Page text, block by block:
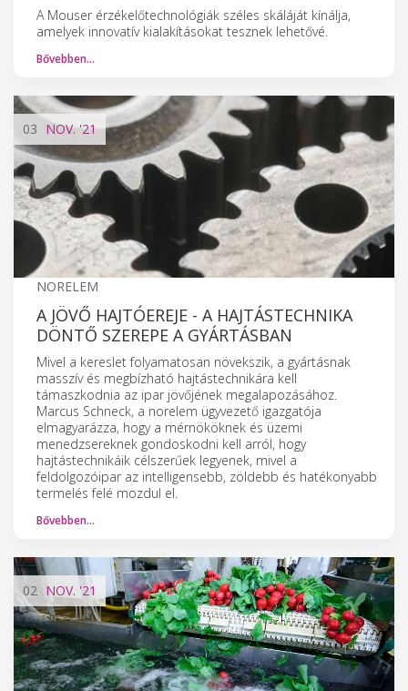
A Mouser érzékelőtechnológiák széles skáláját kínálja,
amelyek innovatív kialakításokat tesznek lehetővé.
Bővebben…
03 NOV.'21
NORELEM
A JÖVŐ HAJTÓEREJE - A HAJTÁSTECHNIKA
DÖNTŐ SZEREPE A GYÁRTÁSBAN
Mivel a kereslet folyamatosan növekszik, a gyártásnak
masszív és megbízható hajtástechnikára kell
támaszkodnia az ipar jövőjének megalapozásához.
Marcus Schneck, a norelem ügyvezető igazgatója
elmagyarázza, hogy a mérnököknek és üzemi
menedzsereknek gondoskodni kell arról, hogy
hajtástechnikáik célszerűek legyenek, mivel a
feldolgozóipar az intelligensebb, zöldebb és hatékonyabb
termelés felé mozdul el.
Bővebben…
02 NOV. '21